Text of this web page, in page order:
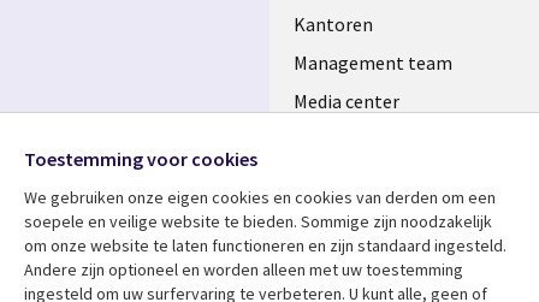
Kantoren
Management team
Media center
Bekijk meer Support
Media
NETHERLANDS
Toestemming voor cookies
We gebruiken onze eigen cookies en cookies van derden om een ​​
soepele en veilige website te bieden. Sommige zijn noodzakelijk
om onze website te laten functioneren en zijn standaard ingesteld.
Andere zijn optioneel en worden alleen met uw toestemming
ingesteld om uw surfervaring te verbeteren. U kunt alle, geen of